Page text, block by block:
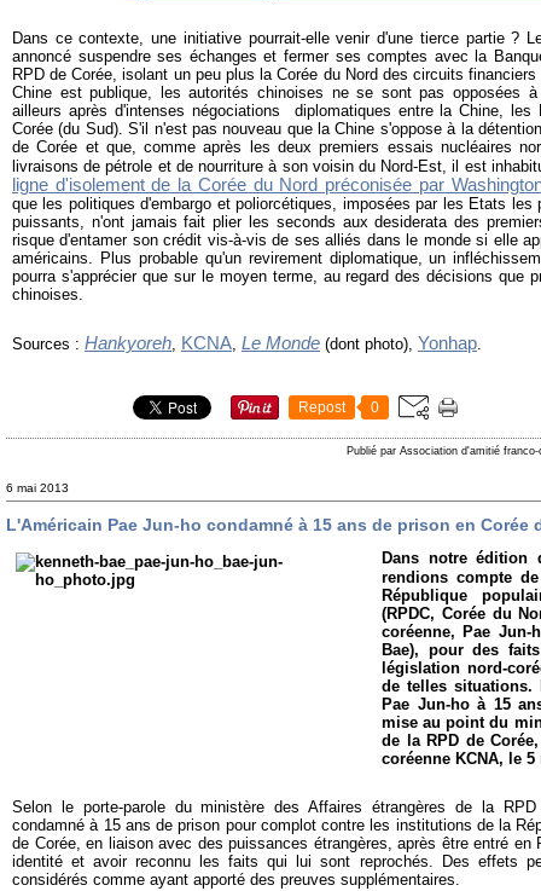
Dans ce contexte, une initiative pourrait-elle venir d'une tierce partie ?
annoncé suspendre ses échanges et fermer ses comptes avec la
RPD de Corée, isolant un peu plus la Corée du Nord des circuits
Chine est publique, les autorités chinoises ne se sont pas opposées
ailleurs après d'intenses négociations diplomatiques entre la Chine, les
Corée (du Sud). S'il n'est pas nouveau que la Chine s'oppose à la
de Corée et que, comme après les deux premiers essais nucléaires
livraisons de pétrole et de nourriture à son voisin du Nord-Est, il est
ligne d'isolement de la Corée du Nord préconisée par
que les politiques d'embargo et poliorcétiques, imposées par les Etats
puissants, n'ont jamais fait plier les seconds aux desiderata des
risque d'entamer son crédit vis-à-vis de ses alliés dans le monde si elle
américains. Plus probable qu'un revirement diplomatique, un
pourra s'apprécier que sur le moyen terme, au regard des décisions que
chinoises.
Sources : Hankyoreh KCNA Le Monde (dont photo), Yonhap
Repost 0
Publié par Association d'amitié franco-
6 mai 2013
L'Américain Pae Jun-ho condamné à 15 ans de prison en Corée
Dans notre édition
rendions compte
République
(RPDC, Corée du
coréenne, Pae
Bae), pour des
législation nord-
de telles situations.
Pae Jun-ho à 15
mise au point du
de la RPD de
coréenne KCNA, le 5
Selon le porte-parole du ministère des Affaires étrangères de la
condamné à 15 ans de prison pour complot contre les institutions de la
de Corée, en liaison avec des puissances étrangères, après être entré en
identité et avoir reconnu les faits qui lui sont reprochés. Des effets
considérés comme ayant apporté des preuves supplémentaires.